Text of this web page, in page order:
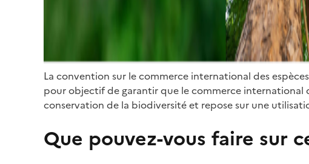
La convention sur le commerce international des
pour objectif de garantir que le commerce international
conservation de la biodiversité et repose sur une
Que pouvez-vous faire sur